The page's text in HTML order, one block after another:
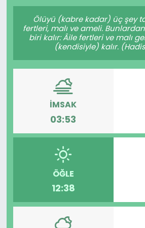
Ölüyü (kabre kadar) üç şey
fertleri, malı ve ameli.
biri kalır: Âile fertleri ve malı
(kendisiyle) kalır.
İMSAK
03:53
ÖĞLE
12:38
Gündem
KKTC
KKTC YEREL SEÇİM 2018
Kültür Sanat
Magazin
Nöbetçi Eczaneler
Otomobil Dünyası